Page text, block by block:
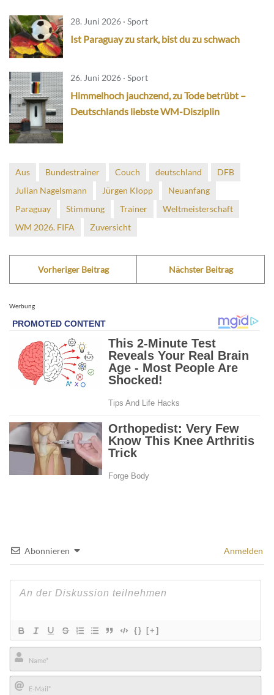
28. Juni 2026 · Sport
Ist Paraguay zu stark, bist du zu schwach
26. Juni 2026 · Sport
Himmelhoch jauchzend, zu Tode betrübt –
Deutschlands liebste WM-Disziplin
Aus Bundestrainer Couch deutschland
DFB
Julian Nagelsmann
Jürgen Klopp
Neuanfang
Paraguay
Stimmung Trainer
Weltmeisterschaft
WM 2026. FIFA
Zuversicht
Vorheriger Beitrag Nächster Beitrag
Werbung
Abonnieren Anmelden
{} [+]
Name*